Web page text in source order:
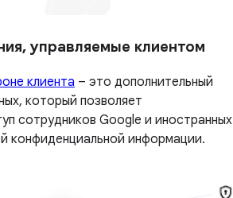
управляемые клиентом
клиента – это дополнительный
который позволяет
сотрудников Google и иностранных
конфиденциальной информации.